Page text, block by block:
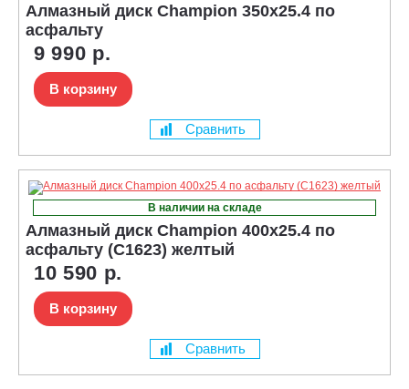
Алмазный диск Champion 350x25.4 по
асфальту
9 990 р.
В корзину
Сравнить
В наличии на складе
Алмазный диск Champion 400x25.4 по
асфальту (C1623) желтый
10 590 р.
В корзину
Сравнить